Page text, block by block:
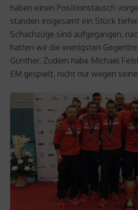
haben einen Positionstausch
standen insgesamt ein Stück
Schachzüge sind aufgegangen,
hatten wir die wenigsten
Günther. Zudem habe Michael
EM gespielt, nicht nur wegen